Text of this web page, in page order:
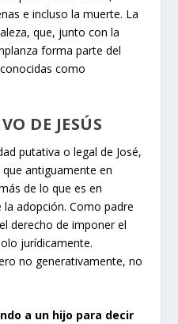
e incluso la muerte. La
que, junto con la
forma parte del
como
DE JESÚS
putativa o legal de José,
antiguamente en
de lo que es en
adopción. Como padre
derecho de imponer el
jurídicamente.
no generativamente, no
a un hijo para decir